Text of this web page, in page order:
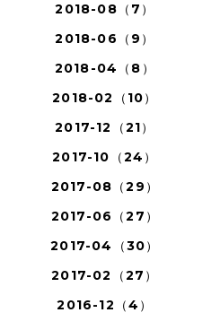
2018-08（7）
2018-06（9）
2018-04（8）
2018-02（10）
2017-12（21）
2017-10（24）
2017-08（29）
2017-06（27）
2017-04（30）
2017-02（27）
2016-12（4）